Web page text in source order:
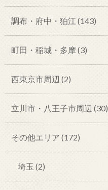
調布・府中・狛江 (143)
町田・稲城・多摩(3)
西東京市周辺 (2)
立川市・八王子市周辺 (30)
その他エリア (172)
埼玉 (2)